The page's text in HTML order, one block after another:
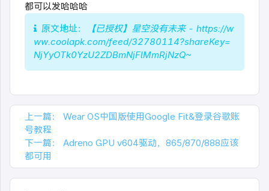
都可以发哈哈哈
原文地址：
【已授权】星空没有未来 - https://w
ww.coolapk.com/feed/32780114?shareKey=
NjYyOTk0YzU2ZDBmNjFlMmRjNzQ~
上一篇：
Wear OS中国版使用Google Fit&登录谷歌账
号教程
下一篇：
Adreno GPU v604驱动，865/870/888应该
都可用